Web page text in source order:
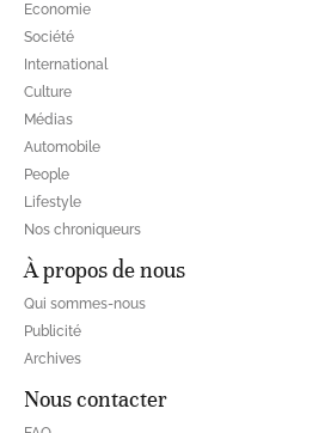
Economie
Société
International
Culture
Médias
Automobile
People
Lifestyle
Nos chroniqueurs
À propos de nous
Qui sommes-nous
Publicité
Archives
Nous contacter